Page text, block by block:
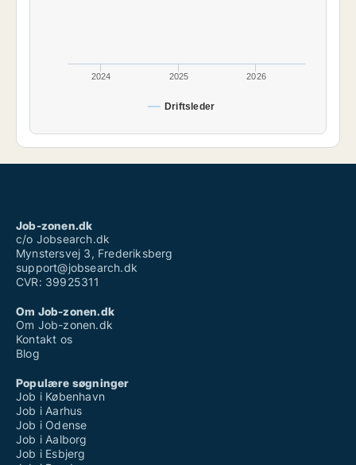
Driftsleder
2024 2025 2026
Job-zonen.dk
c/o Jobsearch.dk
Mynstersvej 3, Frederiksberg
support@jobsearch.dk
CVR: 39925311
Om Job-zonen.dk
Om Job-zonen.dk
Kontakt os
Blog
Populære søgninger
Job i København
Job i Aarhus
Job i Odense
Job i Aalborg
Job i Esbjerg